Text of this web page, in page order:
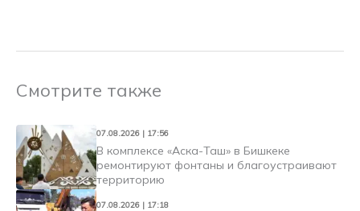
Смотрите также
07.08.2026 | 17:56
В комплексе «Аска-Таш» в Бишкеке
ремонтируют фонтаны и благоустраивают
территорию
07.08.2026 | 17:18